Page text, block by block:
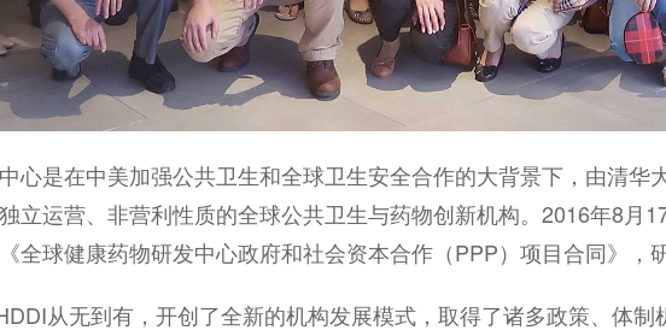
心是在中美加强公共卫生和全球卫生安全合作的大背景下，由清华
立运营、非营利性质的全球公共卫生与药物创新机构。2016年8月
全球健康药物研发中心政府和社会资本合作（PPP）项目合同》，
从无到有，开创了全新的机构发展模式，取得了诸多政策、体